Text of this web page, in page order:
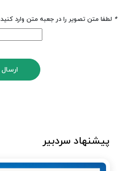
* لطفا متن تصویر را در جعبه متن وارد کنید
ارسال
پیشنهاد سردبیر